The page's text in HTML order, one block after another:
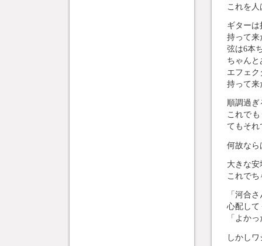
これを
ギター
持って来
弦は6本
ちゃんと
エフェ
持って来
順調過
これで
てもそ
何故なら
大きな
これで
「河合
心配して
「よか
しかし